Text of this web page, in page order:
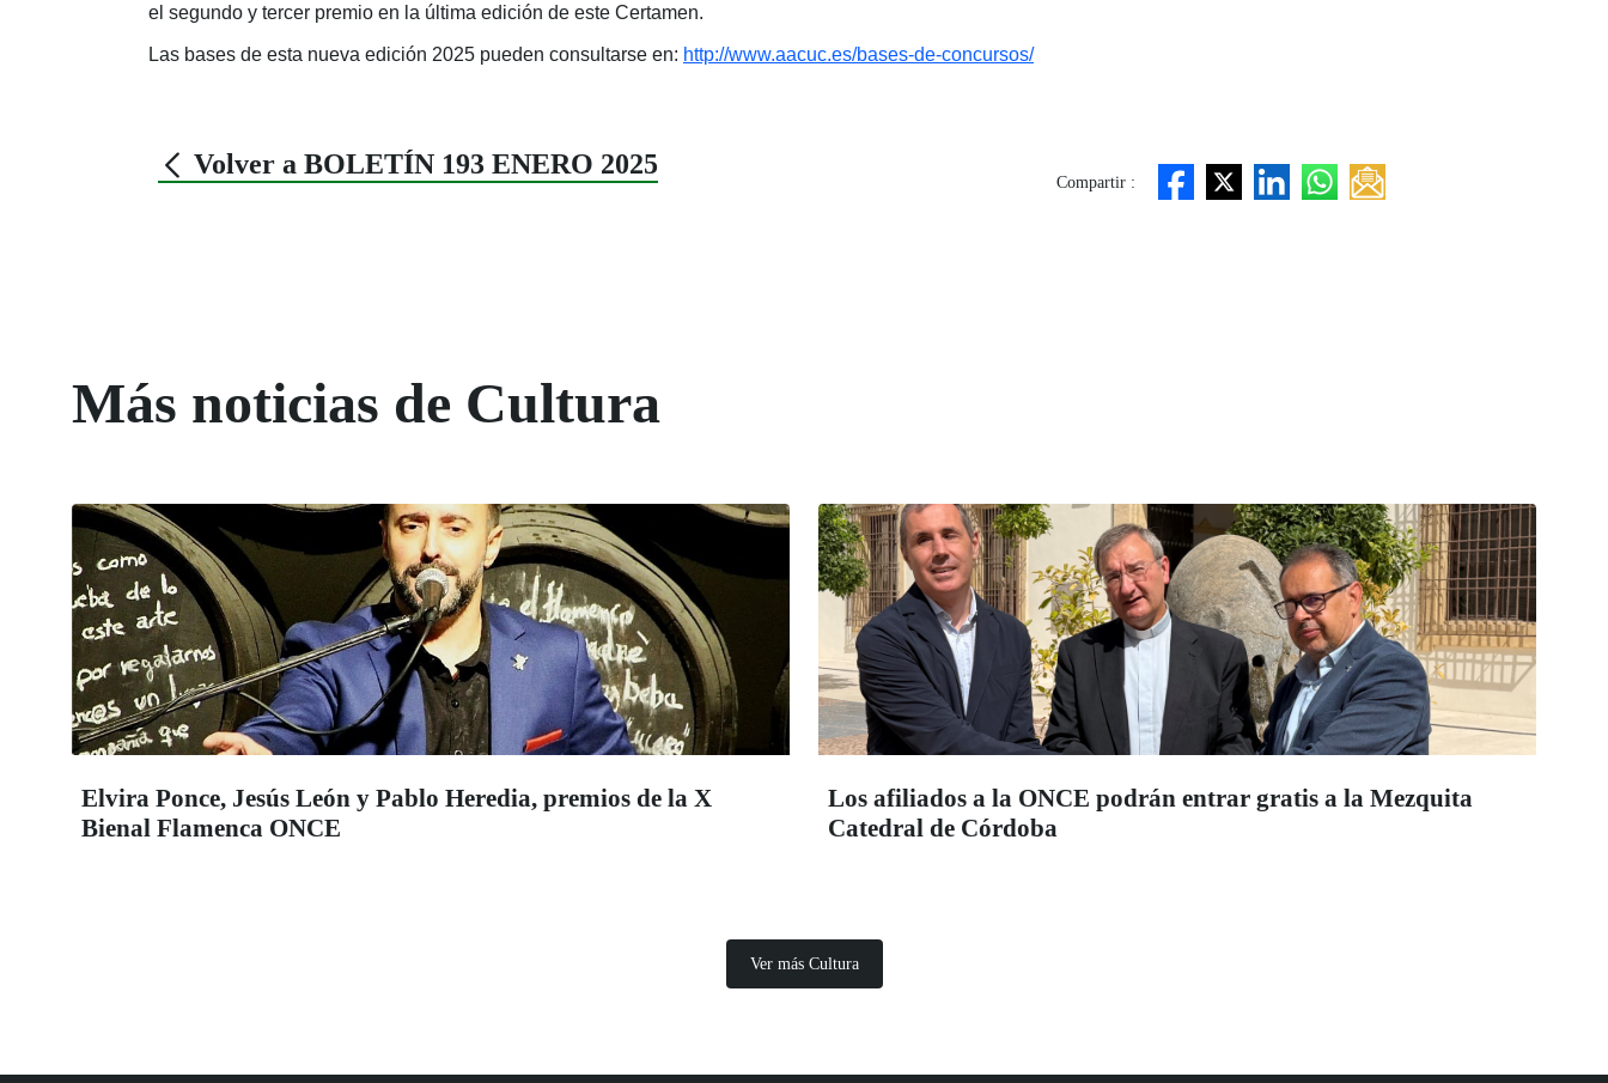
el segundo y tercer premio en la última edición de este Certamen.
Las bases de esta nueva edición 2025 pueden consultarse en: http://www.aacuc.es/bases-de-concursos/
Volver a BOLETÍN 193 ENERO 2025
Compartir :
Más noticias de Cultura
Elvira Ponce, Jesús León y Pablo Heredia, premios de la X
Bienal Flamenca ONCE
Los afiliados a la ONCE podrán entrar gratis a la Mezquita
Catedral de Córdoba
Ver más Cultura